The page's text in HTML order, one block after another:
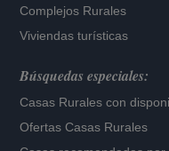
Complejos Rurales
Viviendas turísticas
Búsquedas especiales:
Casas Rurales con
Ofertas Casas Rurales